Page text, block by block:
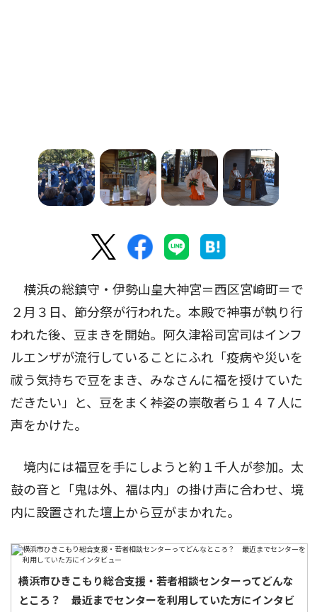
横浜の総鎮守・伊勢山皇大神宮＝西区宮崎町＝で
２月３日、節分祭が行われた。本殿で神事が執り行
われた後、豆まきを開始。阿久津裕司宮司はインフ
ルエンザが流行していることにふれ「疫病や災いを
祓う気持ちで豆をまき、みなさんに福を授けていた
だきたい」と、豆をまく裃姿の崇敬者ら１４７人に
声をかけた。
境内には福豆を手にしようと約１千人が参加。太
鼓の音と「鬼は外、福は内」の掛け声に合わせ、境
内に設置された壇上から豆がまかれた。
横浜市ひきこもり総合支援・若者相談センターってどんな
ところ？ 最近までセンターを利用していた方にインタビ